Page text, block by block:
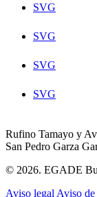
SVG
SVG
SVG
SVG
Rufino Tamayo y
San Pedro Garza
© 2026. EGADE
Aviso legal Aviso